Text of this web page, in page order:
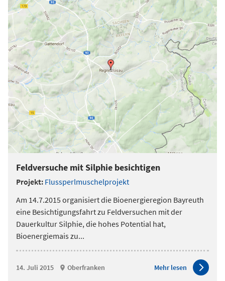
Feldversuche mit Silphie besichtigen
Projekt: Flussperlmuschelprojekt
Am 14.7.2015 organisiert die Bioenergieregion Bayreuth
eine Besichtigungsfahrt zu Feldversuchen mit der
Dauerkultur Silphie, die hohes Potential hat,
Bioenergiemais zu...
14. Juli 2015 Oberfranken Mehr lesen